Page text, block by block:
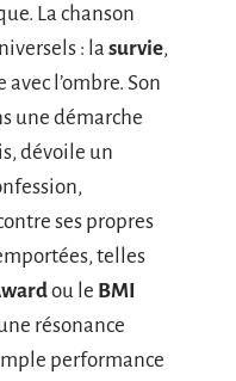
La chanson
: la survie,
avec l’ombre. Son
une démarche
dévoile un
ses propres
telles
ou le BMI
résonance
performance